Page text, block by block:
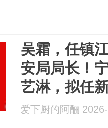
吴霜，任镇
安局局长！
艺淋，拟任
爱下厨的阿酾